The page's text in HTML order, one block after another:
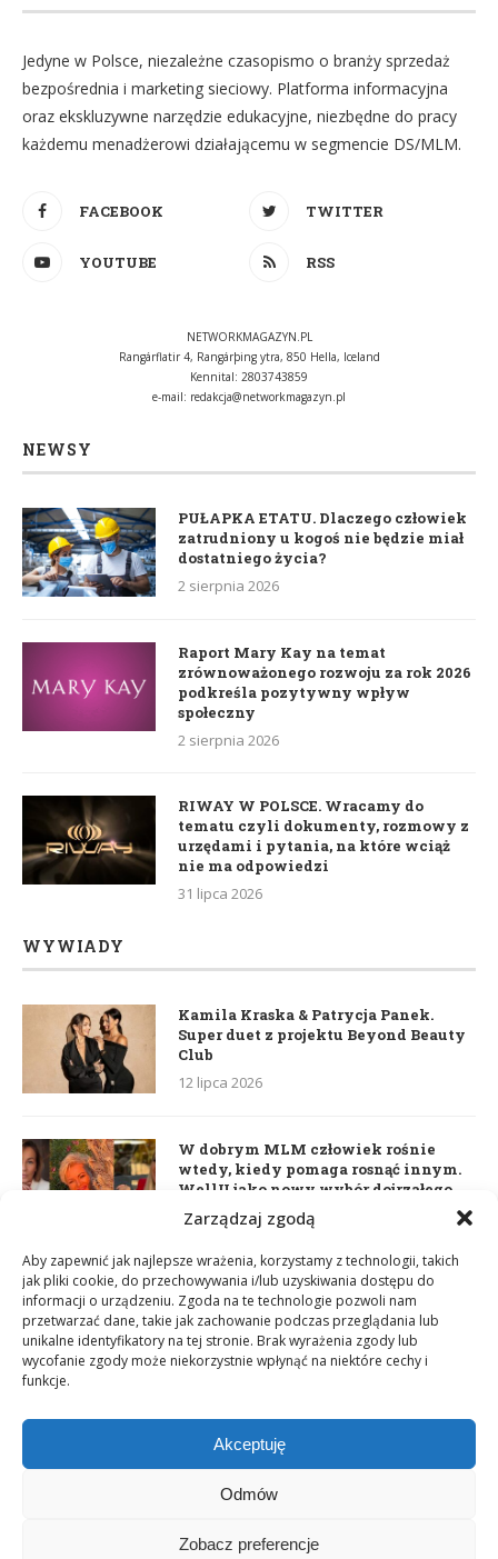
Zarządzaj zgodą
Aby zapewnić jak najlepsze wrażenia, korzystamy z technologii, takich
jak pliki cookie, do przechowywania i/lub uzyskiwania dostępu do
informacji o urządzeniu. Zgoda na te technologie pozwoli nam
przetwarzać dane, takie jak zachowanie podczas przeglądania lub
unikalne identyfikatory na tej stronie. Brak wyrażenia zgody lub
wycofanie zgody może niekorzystnie wpłynąć na niektóre cechy i
funkcje.
Akceptuję
Odmów
Zobacz preferencje
Jedyne w Polsce, niezależne czasopismo o branży sprzedaż
bezpośrednia i marketing sieciowy. Platforma informacyjna
oraz ekskluzywne narzędzie edukacyjne, niezbędne do pracy
każdemu menadżerowi działającemu w segmencie DS/MLM.
FACEBOOK TWITTER
YOUTUBE RSS
NETWORKMAGAZYN.PL
Rangárflatir 4, Rangárþing ytra, 850 Hella, Iceland
Kennital: 2803743859
e-mail: redakcja@networkmagazyn.pl
NEWSY
PUŁAPKA ETATU. Dlaczego człowiek
zatrudniony u kogoś nie będzie miał
dostatniego życia?
2 sierpnia 2026
Raport Mary Kay na temat
zrównoważonego rozwoju za rok 2026
podkreśla pozytywny wpływ
społeczny
2 sierpnia 2026
RIWAY W POLSCE. Wracamy do
tematu czyli dokumenty, rozmowy z
urzędami i pytania, na które wciąż
nie ma odpowiedzi
31 lipca 2026
WYWIADY
Kamila Kraska & Patrycja Panek.
Super duet z projektu Beyond Beauty
Club
12 lipca 2026
W dobrym MLM człowiek rośnie
wtedy, kiedy pomaga rosnąć innym.
WellU jako nowy wybór dojrzałego
lidera
Daria Dudzik. Kocham Cię
17 kwietnia 2026